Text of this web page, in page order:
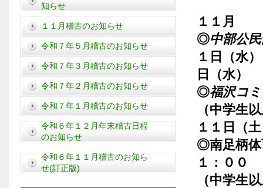
１１月
◎中部公
１日（水
日（水）
◎福沢コ
（中学生
１１日（
◎南足柄
１：００
（中学生
知らせ
１１月稽古のお知らせ
令和７年５月稽古のお知らせ
令和７年３月稽古のお知らせ
令和７年２月稽古のお知らせ
令和７年１月稽古のお知らせ
令和６年１２月年末稽古日程
のお知らせ
令和６年１１月稽古のお知ら
せ(訂正版)